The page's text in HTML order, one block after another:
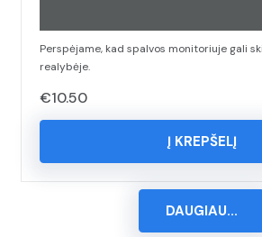
Perspėjame, kad spalvos monitoriuje gali
realybėje.
€10.50
Į KREPŠELĮ
DAUGIAU...